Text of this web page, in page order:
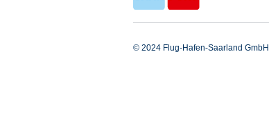
© 2024 Flug-Hafen-Saarland GmbH